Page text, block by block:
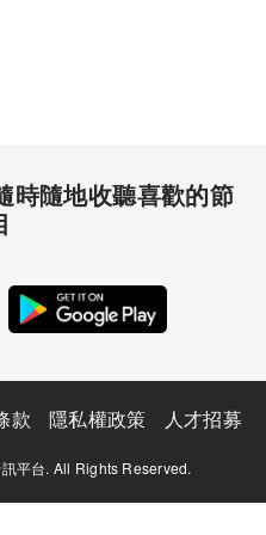
時隨地收聽喜歡的節
款 隱私權政策 人才招募
平台. All Rights Reserved.